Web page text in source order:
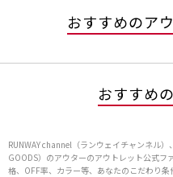
おすすめのア
おすすめ
RUNWAY channel（ランウェイチャンネル
GOODS）のアウターのアウトレット公式
格、OFF率、カラー等、あなたのこだわり